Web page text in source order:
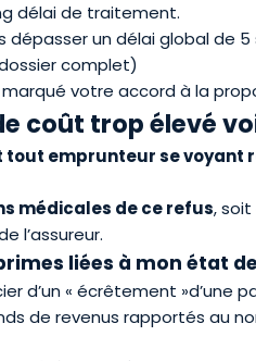
délai de traitement.
un délai global de 5
complet)
votre accord à la
coût trop élevé
tout emprunteur se voyant
médicales de ce refus,
l’assureur.
liées à mon état
d’un « écrêtement »d’une
de revenus rapportés au